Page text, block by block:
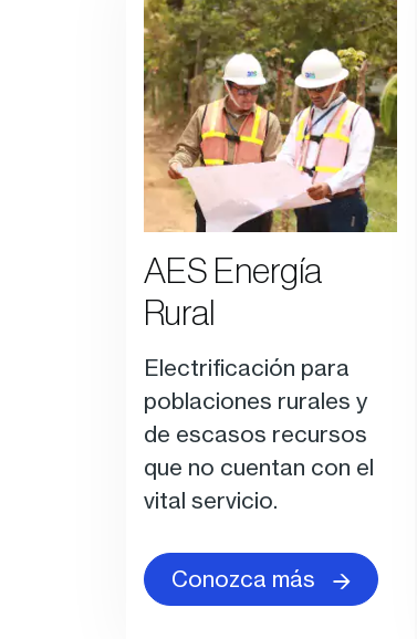
AES Energía
Rural
Electrificación para
poblaciones rurales y
de escasos recursos
que no cuentan con el
vital servicio.
Conozca más